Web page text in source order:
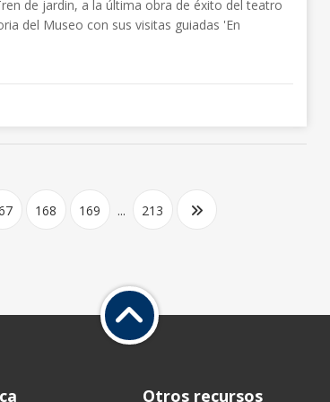
de jardin, a la última obra de éxito del teatro
del Museo con sus visitas guiadas 'En
168 169 ... 213
Otros recursos